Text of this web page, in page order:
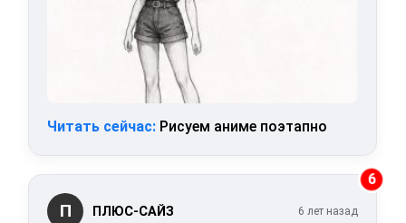
Читать сейчас: Рисуем аниме поэтапно
6
П ПЛЮС-САЙЗ 6 лет назад